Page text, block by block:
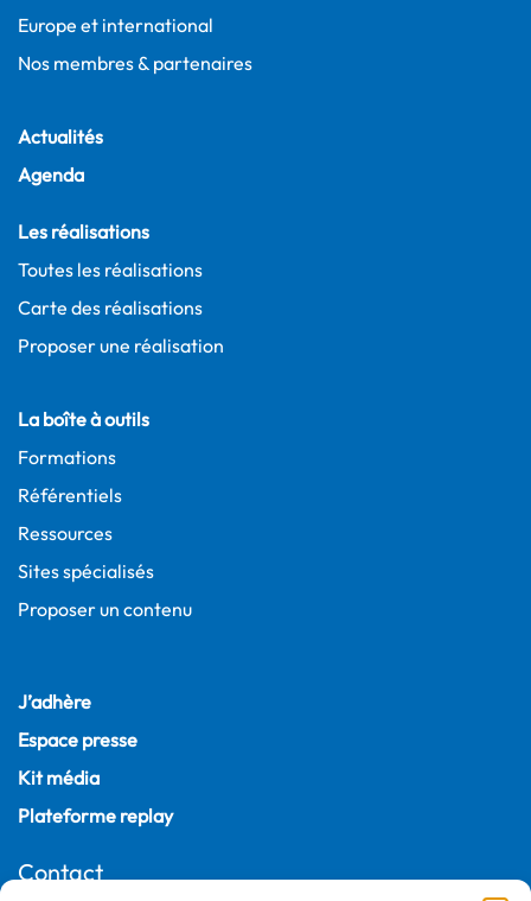
Europe et international
Nos membres & partenaires
Actualités
Agenda
Les réalisations
Toutes les réalisations
Carte des réalisations
Proposer une réalisation
La boîte à outils
Formations
Référentiels
Ressources
Sites spécialisés
Proposer un contenu
J’adhère
Espace presse
Kit média
Plateforme replay
Contact